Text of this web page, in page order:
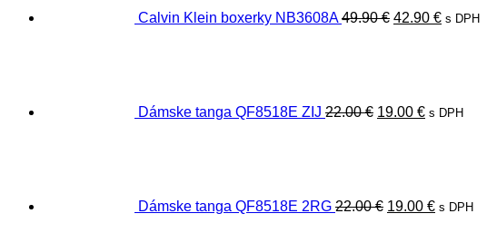
Calvin Klein boxerky NB3608A 49.90€ 42.90 € s DPH
Dámske tanga QF8518E ZIJ 22.00€ 19.00 € s DPH
Dámske tanga QF8518E 2RG 22.00€ 19.00 € s DPH